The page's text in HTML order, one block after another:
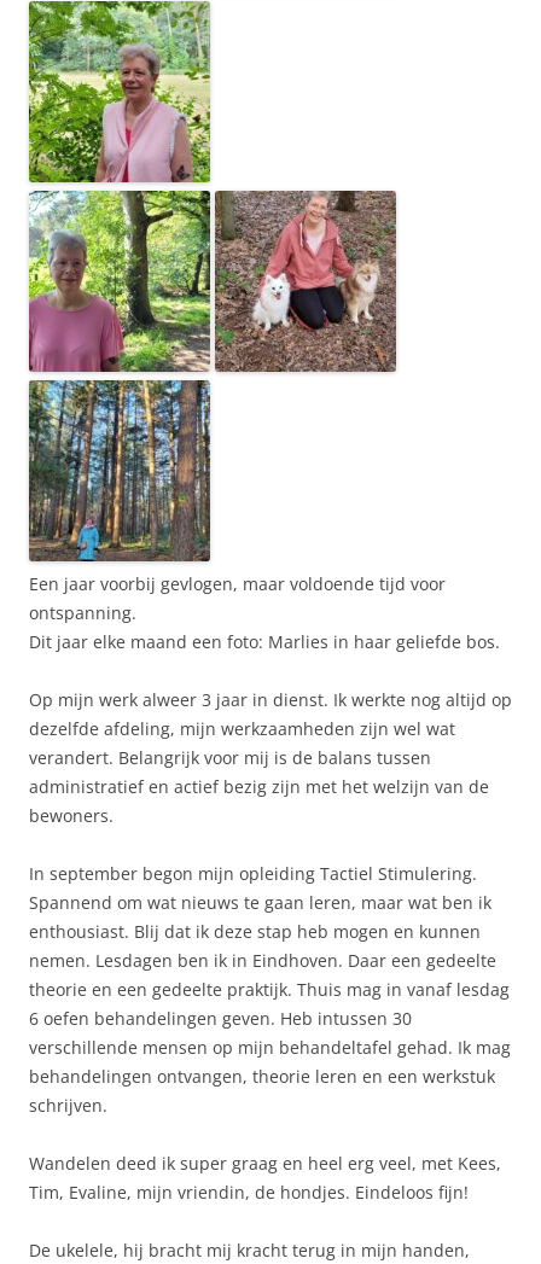
Een jaar voorbij gevlogen, maar voldoende tijd voor
ontspanning.
Dit jaar elke maand een foto: Marlies in haar geliefde bos.
Op mijn werk alweer 3 jaar in dienst. Ik werkte nog altijd op
dezelfde afdeling, mijn werkzaamheden zijn wel wat
verandert. Belangrijk voor mij is de balans tussen
administratief en actief bezig zijn met het welzijn van de
bewoners.
In september begon mijn opleiding Tactiel Stimulering.
Spannend om wat nieuws te gaan leren, maar wat ben ik
enthousiast. Blij dat ik deze stap heb mogen en kunnen
nemen. Lesdagen ben ik in Eindhoven. Daar een gedeelte
theorie en een gedeelte praktijk. Thuis mag in vanaf lesdag
6 oefen behandelingen geven. Heb intussen 30
verschillende mensen op mijn behandeltafel gehad. Ik mag
behandelingen ontvangen, theorie leren en een werkstuk
schrijven.
Wandelen deed ik super graag en heel erg veel, met Kees,
Tim, Evaline, mijn vriendin, de hondjes. Eindeloos fijn!
De ukelele, hij bracht mij kracht terug in mijn handen,